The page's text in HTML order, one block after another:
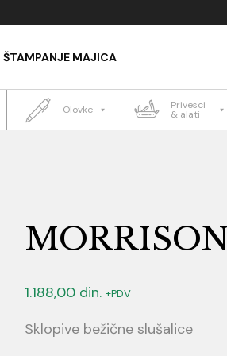
ŠTAMPANJE MAJICA
Olovke Privesci
& alati
1.188,00 din. +PDV
Sklopive bežične slušalice